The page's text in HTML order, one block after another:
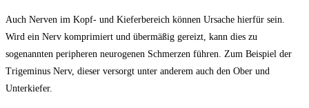
Auch Nerven im Kopf- und Kieferbereich können Ursache hierfür sein.
Wird ein Nerv komprimiert und übermäßig gereizt, kann dies zu
sogenannten peripheren neurogenen Schmerzen führen. Zum Beispiel der
Trigeminus Nerv, dieser versorgt unter anderem auch den Ober und
Unterkiefer.